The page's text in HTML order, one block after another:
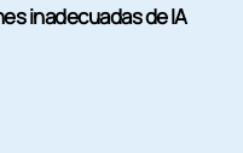
inadecuadas de IA